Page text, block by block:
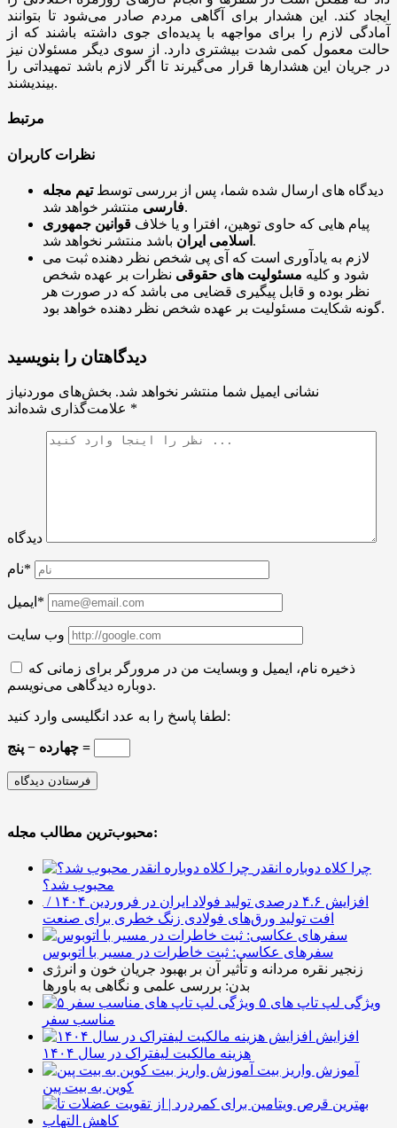
ایجاد کند. این هشدار برای آگاهی مردم صادر می‌شود تا بتوانند
آمادگی لازم را برای مواجهه با پدیده‌ای جوی داشته باشند که از
حالت معمول کمی شدت بیشتری دارد. از سوی دیگر مسئولان نیز
در جریان این هشدار‌ها قرار می‌گیرند تا اگر لازم باشد تمهیداتی را
بیندیشند.
مرتبط
نظرات کاربران
دیدگاه های ارسال شده شما، پس از بررسی توسطتیم مجله
فارسیمنتشر خواهد شد.
پیام هایی که حاوی توهین، افترا و یا خلاف قوانین جمهوری
اسلامی ایران باشد منتشر نخواهد شد.
لازم به یادآوری است که آی پی شخص نظر دهنده ثبت می
شود و کلیه مسئولیت های حقوقی نظرات بر عهده شخص
نظر بوده و قابل پیگیری قضایی می باشد که در صورت هر
گونه شکایت مسئولیت بر عهده شخص نظر دهنده خواهد بود.
دیدگاهتان را بنویسید
نشانی ایمیل شما منتشر نخواهد شد. بخش‌های موردنیاز
*
دیدگاه
نام*
ایمیل*
وب سایت
ذخیره نام، ایمیل و وبسایت من در مرورگر برای زمانی که
دوباره دیدگاهی می‌نویسم.
لطفا پاسخ را به عدد انگلیسی وارد کنید:
چهارده − پنج =
محبوب‌ترین مطالب مجله:
چرا کلاه دوباره انقدر
محبوب شد؟
افزایش ۴.۶ درصدی تولید فولاد ایران در فروردین ۱۴۰۴ /
افت تولید ورق‌های فولادی زنگ خطری برای صنعت
سفرهای عکاسی: ثبت خاطرات در مسیر با اتوبوس
زنجیر نقره مردانه و تأثیر آن بر بهبود جریان خون و انرژی
بدن: بررسی علمی و نگاهی به باورها
۵ ویژگی لپ تاپ های
مناسب سفر
افزایش
هزینه مالکیت لیفتراک در سال ۱۴۰۴
آموزش واریز بیت
کوین به بیت پین